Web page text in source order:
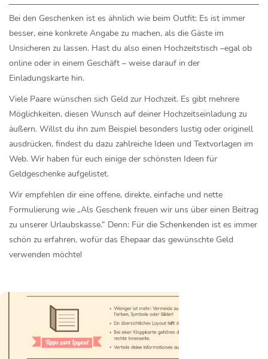
Bei den Geschenken ist es ähnlich wie beim Outfit: Es ist immer
besser, eine konkrete Angabe zu machen, als die Gäste im
Unsicheren zu lassen. Hast du also einen Hochzeitstisch –egal ob
online oder in einem Geschäft – weise darauf in der
Einladungskarte hin.
Viele Paare wünschen sich Geld zur Hochzeit. Es gibt mehrere
Möglichkeiten, diesen Wunsch auf deiner Hochzeitseinladung zu
äußern. Willst du ihn zum Beispiel besonders lustig oder originell
ausdrücken, findest du dazu zahlreiche Ideen und Textvorlagen im
Web. Wir haben für euch einige der schönsten Ideen für
Geldgeschenke aufgelistet.
Wir empfehlen dir eine offene, direkte, einfache und nette
Formulierung wie „Als Geschenk freuen wir uns über einen Beitrag
zu unserer Urlaubskasse.“ Denn: Für die Schenkenden ist es immer
schön zu erfahren, wofür das Ehepaar das gewünschte Geld
verwenden möchte!